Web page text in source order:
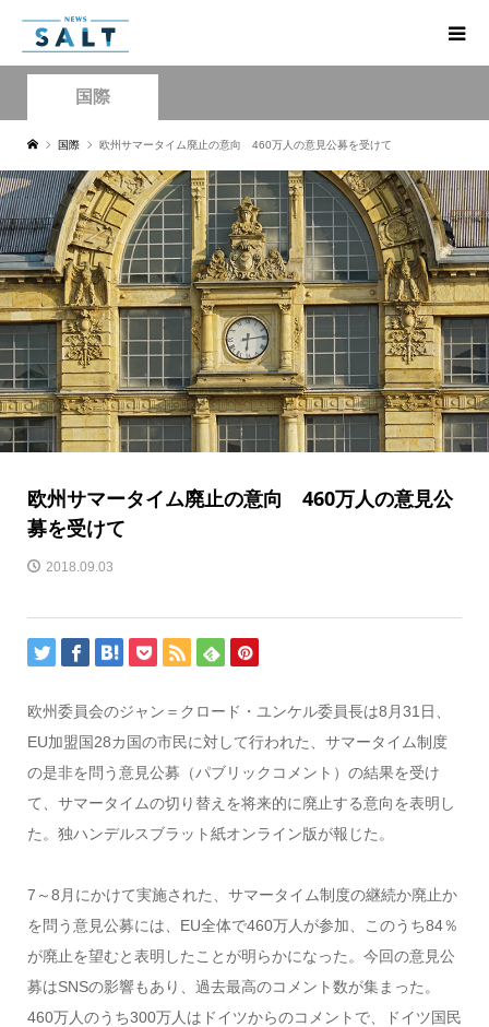
国際
国際 欧州サマータイム廃止の意向 460万人の意見公募を受けて
欧州サマータイム廃止の意向 460万人の意見公
募を受けて
2018.09.03
欧州委員会のジャン＝クロード・ユンケル委員長は8月31日、
EU加盟国28カ国の市民に対して行われた、サマータイム制度
の是非を問う意見公募（パブリックコメント）の結果を受け
て、サマータイムの切り替えを将来的に廃止する意向を表明し
た。独ハンデルスブラット紙オンライン版が報じた。
7～8月にかけて実施された、サマータイム制度の継続か廃止か
を問う意見公募には、EU全体で460万人が参加、このうち84％
が廃止を望むと表明したことが明らかになった。今回の意見公
募はSNSの影響もあり、過去最高のコメント数が集まった。
460万人のうち300万人はドイツからのコメントで、ドイツ国民